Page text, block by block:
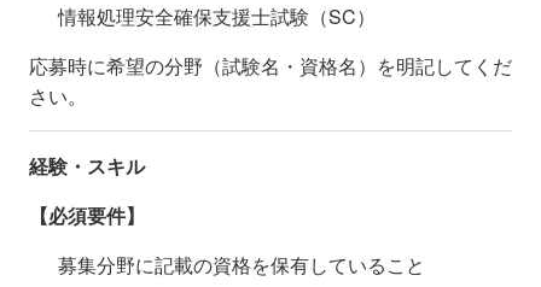
情報処理安全確保支援士試験（SC）
応募時に希望の分野（試験名・資格名）を明記してくだ
さい。
経験・スキル
【必須要件】
募集分野に記載の資格を保有していること